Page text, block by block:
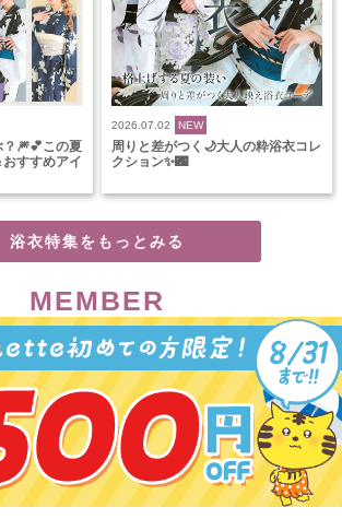
🎆💕この夏
すすめアイ
2026.07.02 NEW
周りと差がつく🌙大人の粋浴衣コレ
クション✨🌃
浴衣特集をもっとみる
MEMBER